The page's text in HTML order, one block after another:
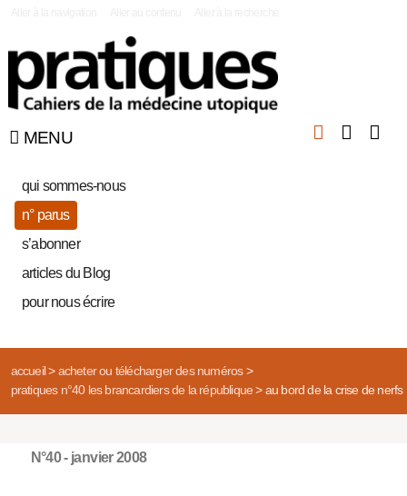
MENU
qui sommes-nous
n° parus
s’abonner
articles du Blog
pour nous écrire
accueil> acheter ou télécharger des numéros>
pratiques n°40 les brancardiers de la république> au bord de la crise de nerfs
N°40 - janvier 2008